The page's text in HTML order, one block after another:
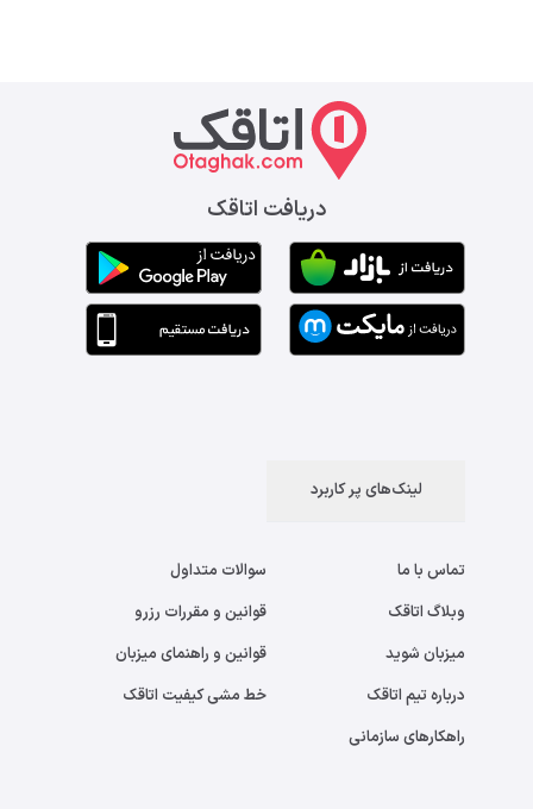
دریافت اتاقک
لینک‌های پر کاربرد
تماس با ما
وبلاگ اتاقک
میزبان شوید
درباره تیم اتاقک
راهکارهای سازمانی
سوالات متداول
قوانین و مقررات رزرو
قوانین و راهنمای میزبان
خط مشی کیفیت اتاقک